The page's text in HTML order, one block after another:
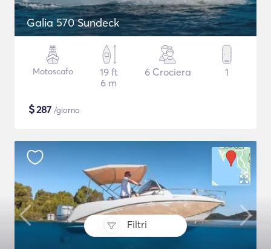
Filtri
Galia 570 Sundeck
Motoscafo
19 ft
6 m
6 Crociera 1
$287 /giorno